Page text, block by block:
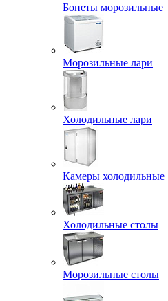
Бонеты морозильные
Морозильные лари
Холодильные лари
Камеры холодильные
Холодильные столы
Морозильные столы